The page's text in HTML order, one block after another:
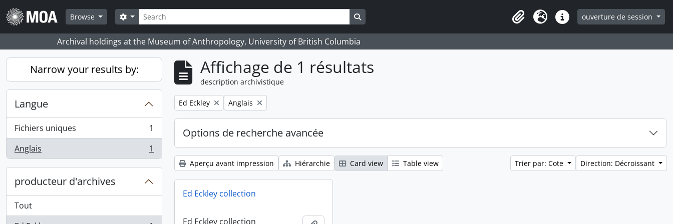
Skip to main content
Browse
Rechercher
Search options Search in browse page
ClipboardLangueLiens rapidesouverture de session
Archival holdings at the Museum of Anthropology, University of British Columbia
Narrow your results by:
Langue
Fichiers uniques
, 1 résultats
1
Anglais
, 1 résultats 1
producteur d'archives
Tout
Affichage de 1 résultats
description archivistique
Remove filter:
Ed Eckley Remove filter:
Anglais
Options de recherche avancée
Aperçu avant impression Hiérarchie Card view Table view Trier par: Cote Direction: Décroissant
Ed Eckley collection
Ed Eckley collection